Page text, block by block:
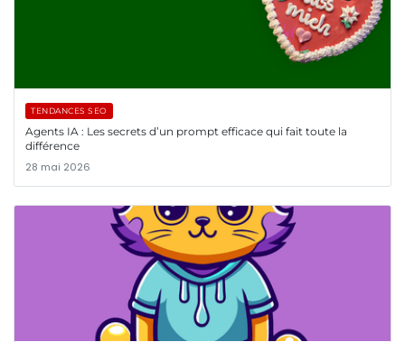
TENDANCES SEO
Agents IA : Les secrets d’un prompt efficace qui fait toute la
différence
28 mai 2026